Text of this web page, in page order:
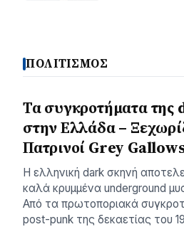
ΠΟΛΙΤΙΣΜΟΣ
Τα συγκροτήματα της
στην Ελλάδα –
Πατρινοί Grey
Η ελληνική dark σκηνή
καλά κρυμμένα underground
Από τα πρωτοποριακά
post-punk της δεκαετίας του